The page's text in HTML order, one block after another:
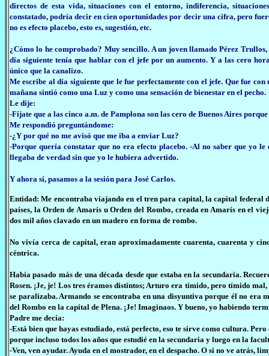
directos de esta vida, situaciones con el entorno, indiferencia,
constatado, podría decir en cien oportunidades por decir una cifra, pero
no es efecto placebo, esto es, sugestión, etc.
¿Cómo lo he comprobado? Muy sencillo. A un joven llamado Pérez
día siguiente tenía que hablar con el jefe por un aumento. Y a las cero
único que la canalizo.
Me escribe al día siguiente que le fue perfectamente con el jefe. Que fue
mañana sintió como una Luz y como una sensación de bienestar en el pecho.
Le dije:
-Fíjate que a las cinco a.m. de Pamplona son las cero de Buenos Aires
Me respondió preguntándome:
-¿Y por qué no me avisó que me iba a enviar Luz?
-Porque quería constatar que no era efecto placebo. -Al no saber que yo
llegaba de verdad sin que yo le hubiera advertido.
Y ahora sí, pasamos a la sesión para José Carlos.
Entidad: Me encontraba viajando en el tren para capital, la capital federal
países, la Orden de Amarís u Orden del Rombo, creada en Amarís en el
dos mil años clavado en un madero en forma de rombo.
No vivía cerca de capital, eran aproximadamente cuarenta, cuarenta y
céntrica.
Había pasado más de una década desde que estaba en la secundaria.
Rosen. ¡Je, je! Los tres éramos distintos; Arturo era tímido, pero tímido
se paralizaba. Armando se encontraba en una disyuntiva porque él no
del Rombo en la capital de Plena. ¡Je! Imaginaos. Y bueno, yo habiendo
Padre me decía:
-Está bien que hayas estudiado, está perfecto, eso te sirve como cultura.
porque incluso todos los años que estudié en la secundaria y luego en la
-Ven, ven ayudar. Ayuda en el mostrador, en el despacho. O si no ve atrás,